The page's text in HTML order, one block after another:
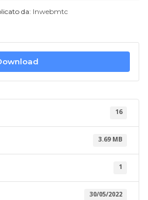
da: Inwebmtc
16
3.69 MB
1
30/05/2022